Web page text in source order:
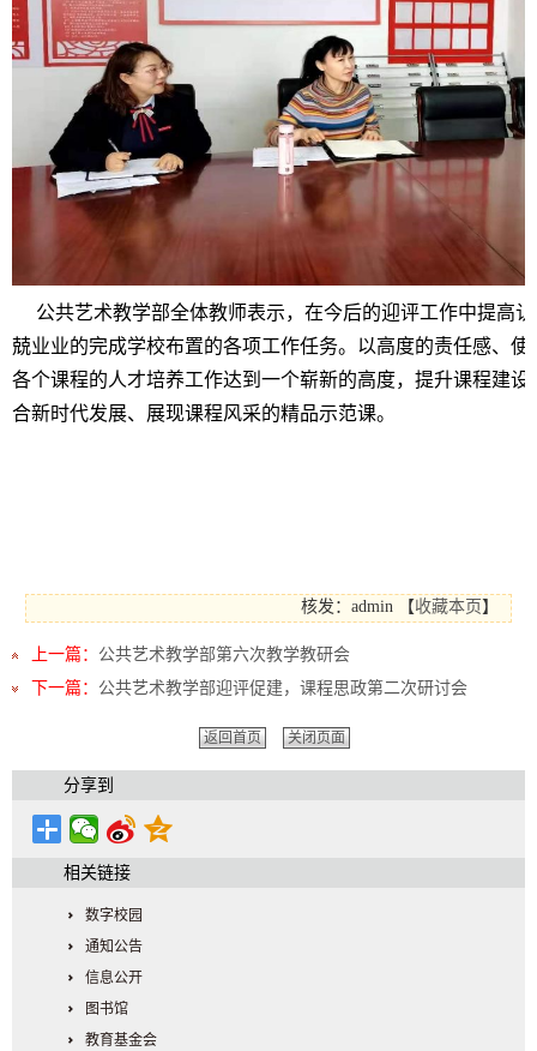
公共艺术教学部全体教师表示，在今后的迎评工作中提高
兢业业的完成学校布置的各项工作任务。以高度的责任感、
各个课程的人才培养工作达到一个崭新的高度，提升课程建
合新时代发展、展现课程风采的精品示范课。
核发：admin 【收藏本页 】
上一篇： 公共艺术教学部第六次教学教研会
下一篇： 公共艺术教学部迎评促建，课程思政第二次研讨会
返回首页 关闭页面
分享到
相关链接
数字校园
通知公告
信息公开
图书馆
教育基金会